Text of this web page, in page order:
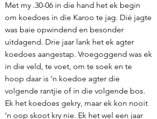
Met my .30-06 in die hand het ek begin
om koedoes in die Karoo te jag. Dié jagte
was baie opwindend en besonder
uitdagend. Drie jaar lank het ek agter
koedoes aangestap. Vroegoggend was ek
in die veld, te voet, om te soek en te
hoop daar is ’n koedoe agter die
volgende rantjie of in die volgende bos.
Ek het koedoes gekry, maar ek kon nooit
’n oop skoot kry nie. Ek het wel een jaar